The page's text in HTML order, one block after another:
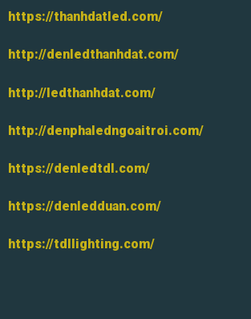
https://thanhdatled.com/
http://denledthanhdat.com/
http://ledthanhdat.com/
http://denphaledngoaitroi.com/
https://denledtdl.com/
https://denledduan.com/
https://tdllighting.com/